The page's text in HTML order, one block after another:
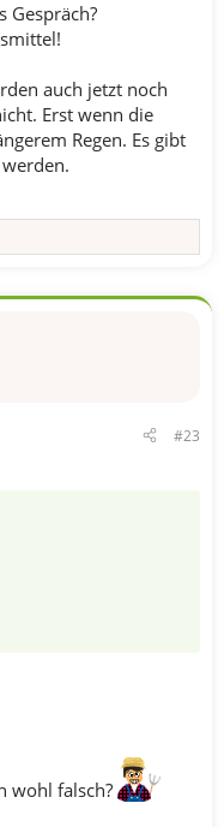
Gespräch?
auch jetzt noch
Erst wenn die
Regen. Es gibt
#23
wohl falsch?